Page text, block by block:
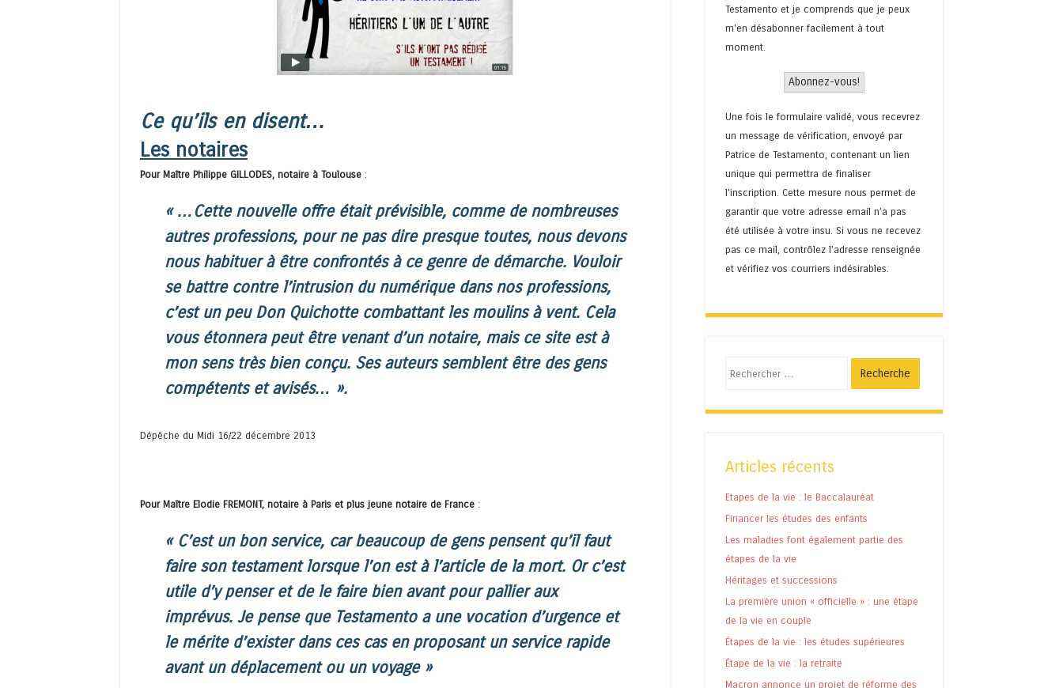
Ce qu’ils en disent…
Les notaires
Pour Maître Philippe GILLODES, notaire à Toulouse :
« …Cette nouvelle offre était prévisible,comme de nombreuses
autres professions, pour ne pas dire presque toutes, nous devons
nous habituer à être confrontés à ce genre de démarche. Vouloir
se battre contre l’intrusion du numérique dans nos professions,
c’est un peu Don Quichotte combattant les moulins à vent. Cela
vous étonnera peut être venant d’un notaire, mais ce site est à
mon sens très bien conçu. Ses auteurs semblent être des gens
compétents et avisés… ».
Dépêche du Midi 16/22 décembre 2013
Pour Maître Elodie FREMONT, notaire à Paris et plus jeune notaire de France :
« C’est un bon service, car beaucoup de gens pensent qu’il faut
faire son testament lorsque l’on est à l’article de la mort. Or c’est
utile d’y penser et de le faire bien avant pour pallier aux
imprévus. Je pense que Testamento a une vocation d’urgence et
le mérite d’exister dans ces cas en proposant un service rapide
avant un déplacement ou un voyage »
Testamento et je comprends que je peux
m'en désabonner facilement à tout
moment.
Une fois le formulaire validé, vous recevrez
un message de vérification, envoyé par
Patrice de Testamento, contenant un lien
unique qui permettra de finaliser
l'inscription. Cette mesure nous permet de
garantir que votre adresse email n’a pas
été utilisée à votre insu. Si vous ne recevez
pas ce mail, contrôlez l’adresse renseignée
et vérifiez vos courriers indésirables.
Articles récents
Etapes de la vie : le Baccalauréat
Financer les études des enfants
Les maladies font également partie des
étapes de la vie
Héritages et successions
La première union « officielle » : une étape
de la vie en couple
Étapes de la vie : les études supérieures
Étape de la vie : la retraite
Macron annonce un projet de réforme des